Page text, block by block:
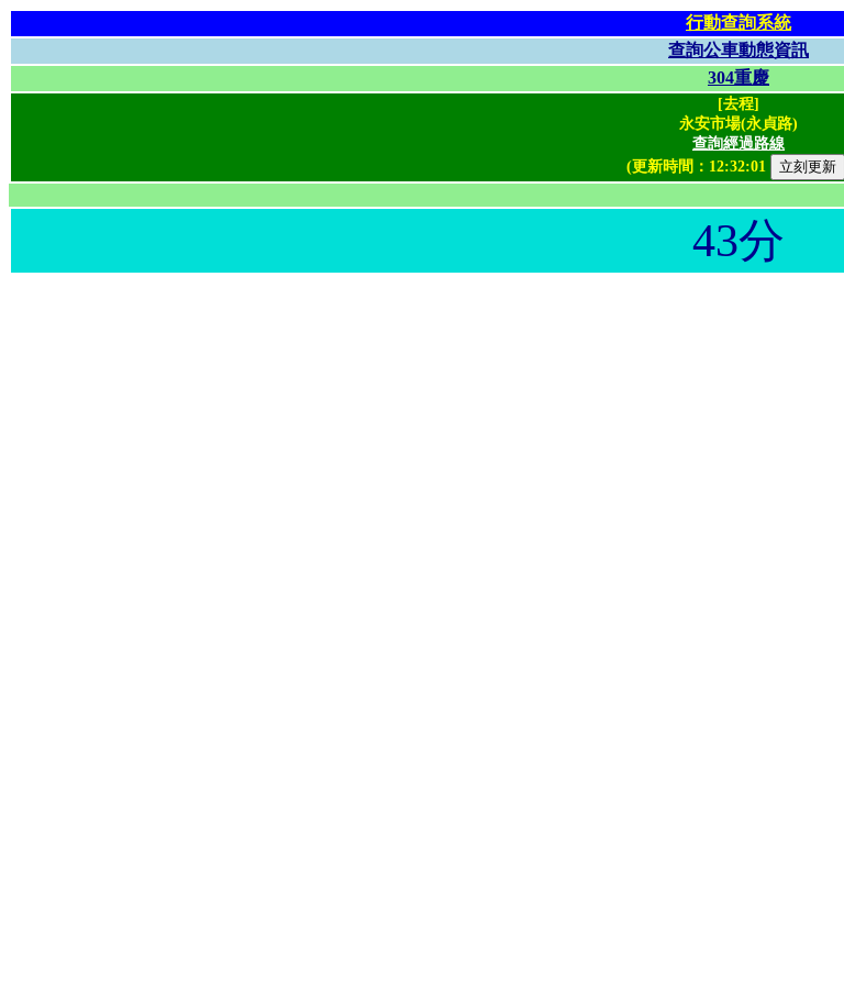
行動查詢系統
查詢公車動態資訊
304重慶
[去程]
永安市場(永貞路)
查詢經過路線
(更新時間： 12:32:01
43分